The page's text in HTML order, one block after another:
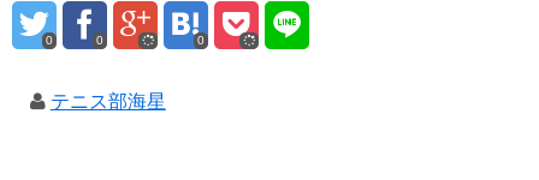
0 0 0
テニス部海星